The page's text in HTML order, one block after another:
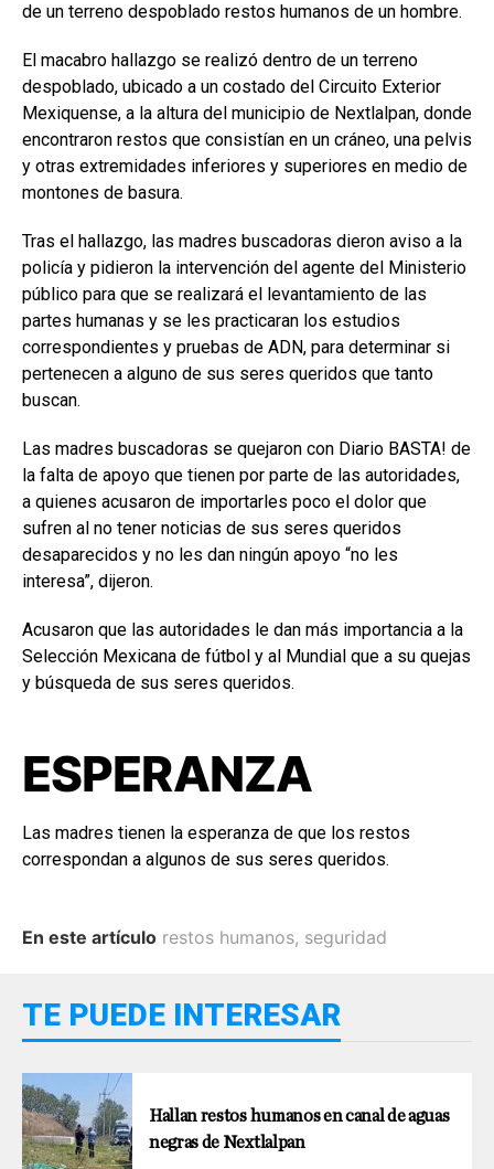
de un terreno despoblado restos humanos de un hombre.
El macabro hallazgo se realizó dentro de un terreno
despoblado, ubicado a un costado del Circuito Exterior
Mexiquense, a la altura del municipio de Nextlalpan, donde
encontraron restos que consistían en un cráneo, una pelvis
y otras extremidades inferiores y superiores en medio de
montones de basura.
Tras el hallazgo, las madres buscadoras dieron aviso a la
policía y pidieron la intervención del agente del Ministerio
público para que se realizará el levantamiento de las
partes humanas y se les practicaran los estudios
correspondientes y pruebas de ADN, para determinar si
pertenecen a alguno de sus seres queridos que tanto
buscan.
Las madres buscadoras se quejaron con Diario BASTA! de
la falta de apoyo que tienen por parte de las autoridades,
a quienes acusaron de importarles poco el dolor que
sufren al no tener noticias de sus seres queridos
desaparecidos y no les dan ningún apoyo “no les
interesa”, dijeron.
Acusaron que las autoridades le dan más importancia a la
Selección Mexicana de fútbol y al Mundial que a su quejas
y búsqueda de sus seres queridos.
ESPERANZA
Las madres tienen la esperanza de que los restos
correspondan a algunos de sus seres queridos.
En este artículo restos humanos, seguridad
TE PUEDE INTERESAR
Hallan restos humanos en canal de aguas
negras de Nextlalpan